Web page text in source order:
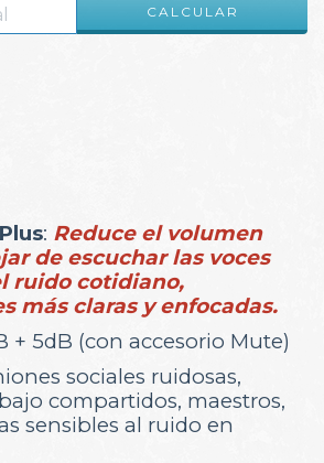
CALCULAR
: Reduce el volumen
de escuchar las voces
ruido cotidiano,
más claras y enfocadas.
+ 5dB (con accesorio Mute)
sociales ruidosas,
compartidos, maestros,
sensibles al ruido en